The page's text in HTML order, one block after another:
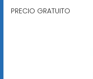
PRECIO GRATUITO